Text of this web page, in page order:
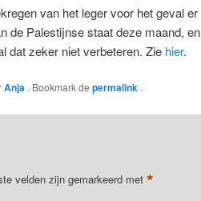
van het leger voor het geval er
de Palestijnse staat deze maand, en
dat zeker niet verbeteren. Zie hier.
Anja . Bookmark de permalink .
velden zijn gemarkeerd met *